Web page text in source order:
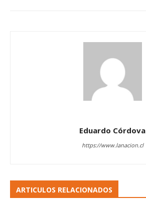
Eduardo Córdova
https://www.lanacion.cl
ARTICULOS RELACIONADOS